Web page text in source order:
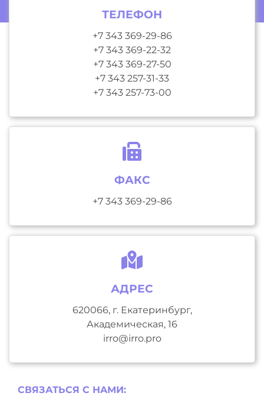
ТЕЛЕФОН
+7 343 369-29-86
+7 343 369-22-32
+7 343 369-27-50
+7 343 257-31-33
+7 343 257-73-00
ФАКС
+7 343 369-29-86
АДРЕС
620066, г. Екатеринбург,
Академическая, 16
irro@irro.pro
СВЯЗАТЬСЯ С НAМИ: